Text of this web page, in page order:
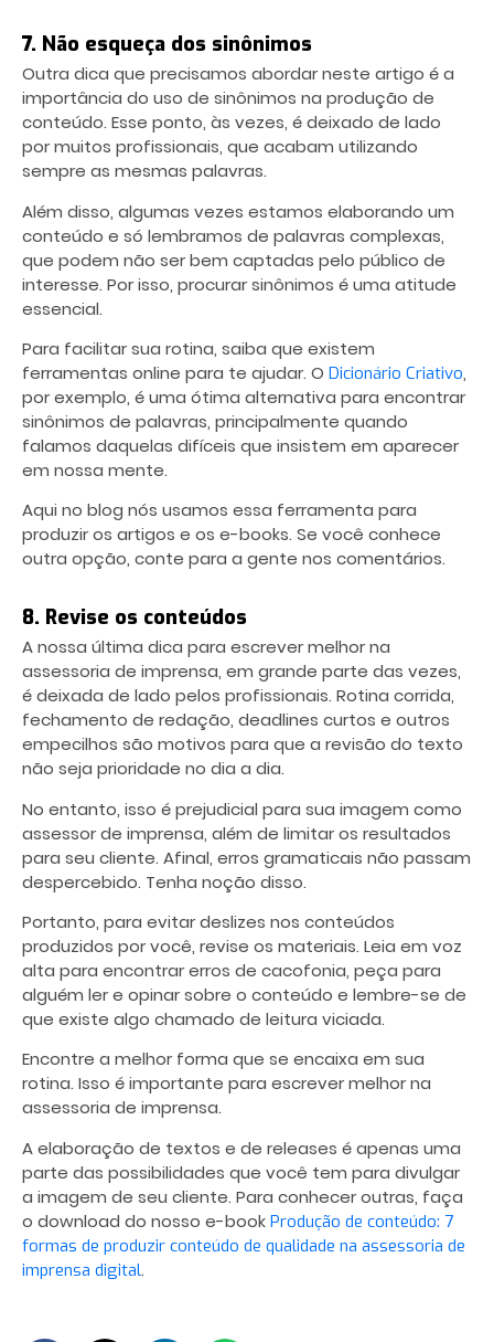
7. Não esqueça dos sinônimos
Outra dica que precisamos abordar neste artigo é a
importância do uso de sinônimos na produção de
conteúdo. Esse ponto, às vezes, é deixado de lado
por muitos profissionais, que acabam utilizando
sempre as mesmas palavras.
Além disso, algumas vezes estamos elaborando um
conteúdo e só lembramos de palavras complexas,
que podem não ser bem captadas pelo público de
interesse. Por isso, procurar sinônimos é uma atitude
essencial.
Para facilitar sua rotina, saiba que existem
ferramentas online para te ajudar. O Dicionário Criativo,
por exemplo, é uma ótima alternativa para encontrar
sinônimos de palavras, principalmente quando
falamos daquelas difíceis que insistem em aparecer
em nossa mente.
Aqui no blog nós usamos essa ferramenta para
produzir os artigos e os e-books. Se você conhece
outra opção, conte para a gente nos comentários.
8. Revise os conteúdos
A nossa última dica para escrever melhor na
assessoria de imprensa, em grande parte das vezes,
é deixada de lado pelos profissionais. Rotina corrida,
fechamento de redação, deadlines curtos e outros
empecilhos são motivos para que a revisão do texto
não seja prioridade no dia a dia.
No entanto, isso é prejudicial para sua imagem como
assessor de imprensa, além de limitar os resultados
para seu cliente. Afinal, erros gramaticais não passam
despercebido. Tenha noção disso.
Portanto, para evitar deslizes nos conteúdos
produzidos por você, revise os materiais. Leia em voz
alta para encontrar erros de cacofonia, peça para
alguém ler e opinar sobre o conteúdo e lembre-se de
que existe algo chamado de leitura viciada.
Encontre a melhor forma que se encaixa em sua
rotina. Isso é importante para escrever melhor na
assessoria de imprensa.
A elaboração de textos e de releases é apenas uma
parte das possibilidades que você tem para divulgar
a imagem de seu cliente. Para conhecer outras, faça
o download do nosso e-book Produção de conteúdo: 7
formas de produzir conteúdo de qualidade na assessoria de
imprensa digital.